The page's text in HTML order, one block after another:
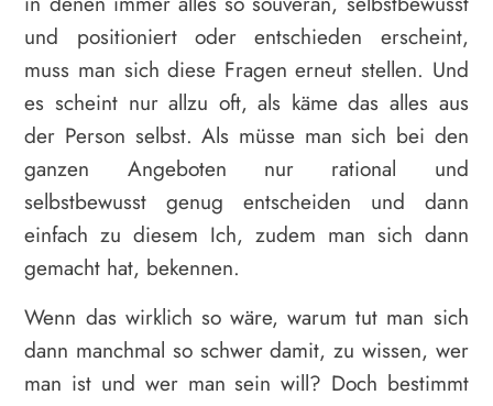
und positioniert oder entschieden erscheint,
muss man sich diese Fragen erneut stellen. Und
es scheint nur allzu oft, als käme das alles aus
der Person selbst. Als müsse man sich bei den
ganzen Angeboten nur rational und
selbstbewusst genug entscheiden und dann
einfach zu diesem Ich, zudem man sich dann
gemacht hat, bekennen.
Wenn das wirklich so wäre, warum tut man sich
dann manchmal so schwer damit, zu wissen, wer
man ist und wer man sein will? Doch bestimmt